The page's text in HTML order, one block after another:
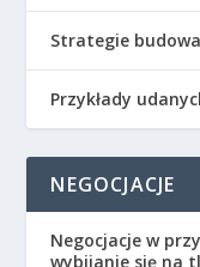
Strategie
Przykłady
NEGOCJACJE
Negocjacje w
wybijanie się na